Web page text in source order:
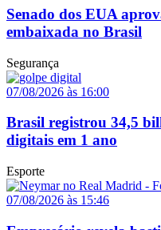
Senado dos EUA
embaixada no Brasil
Segurança
07/08/2026 às 16:00
Brasil registrou 34,5
digitais em 1 ano
Esporte
07/08/2026 às 15:46